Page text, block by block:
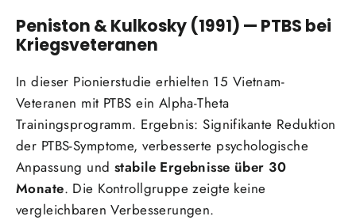
Peniston & Kulkosky (1991) — PTBS bei
Kriegsveteranen
In dieser Pionierstudie erhielten 15 Vietnam-
Veteranen mit PTBS ein Alpha-Theta
Trainingsprogramm. Ergebnis: Signifikante Reduktion
der PTBS-Symptome, verbesserte psychologische
Anpassung und stabile Ergebnisse über 30
Monate. Die Kontrollgruppe zeigte keine
vergleichbaren Verbesserungen.